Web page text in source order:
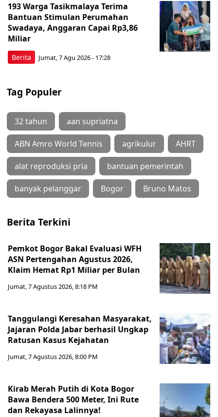
Berita
193 Warga Tasikmalaya Terima
Bantuan Stimulan Perumahan
Swadaya, Anggaran Capai Rp3,86
Miliar
Jumat, 7 Agu 2026 - 17:28
Tag Populer
32 tahun aan supriatna
ABN Amro World Tennis agrikulur AHRT
alat reproduksi pria bantuan pemerintah
banyak pelanggar Bogor Bruno Matos
Berita Terkini
Pemkot Bogor Bakal Evaluasi WFH
ASN Pertengahan Agustus 2026,
Klaim Hemat Rp1 Miliar per Bulan
Jumat, 7 Agustus 2026, 8:18 PM
Tanggulangi Keresahan Masyarakat,
Jajaran Polda Jabar berhasil Ungkap
Ratusan Kasus Kejahatan
Jumat, 7 Agustus 2026, 8:00 PM
Kirab Merah Putih di Kota Bogor
Bawa Bendera 500 Meter, Ini Rute
dan Rekayasa Lalinnya!